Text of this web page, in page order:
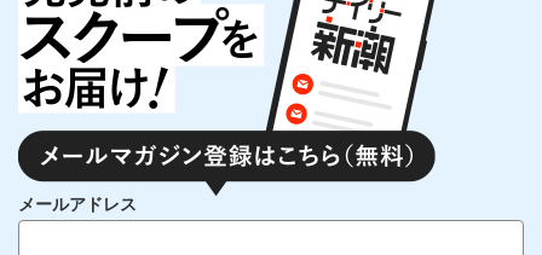
メールアドレス